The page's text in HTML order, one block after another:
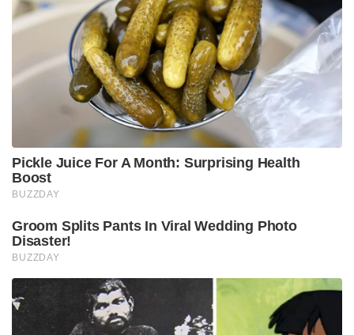
Pickle Juice For A Month: Surprising Health
Boost
BUZZDAY
Groom Splits Pants In Viral Wedding Photo
Disaster!
BUZZDAY